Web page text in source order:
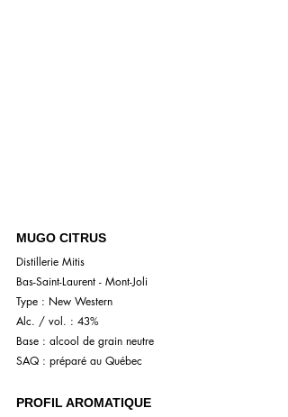
MUGO CITRUS
Distillerie Mitis
Bas-Saint-Laurent - Mont-Joli
Type : New Western
Alc. / vol. : 43%
Base : alcool de grain neutre
SAQ : préparé au Québec
PROFIL AROMATIQUE